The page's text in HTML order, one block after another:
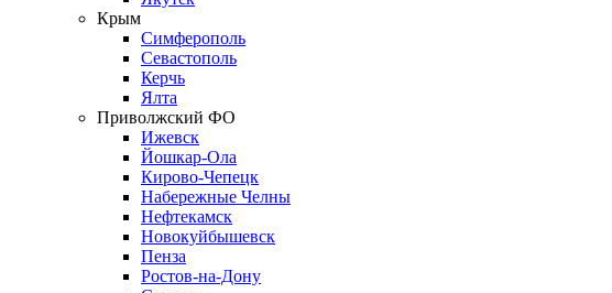
Крым
Симферополь
Севастополь
Керчь
Ялта
Приволжский ФО
Ижевск
Йошкар-Ола
Кирово-Чепецк
Набережные Челны
Нефтекамск
Новокуйбышевск
Пенза
Ростов-на-Дону